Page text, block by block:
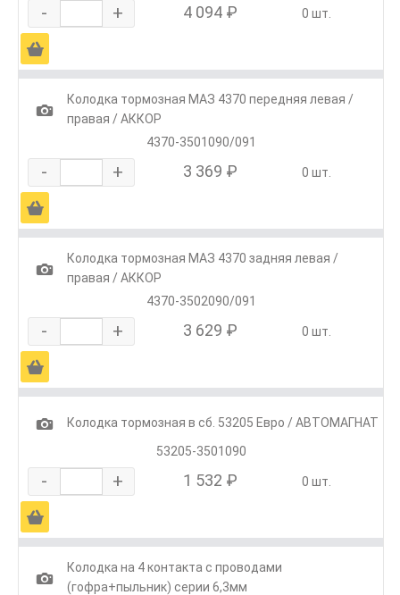
- + 4 094 ₽ 0 шт.
Ä
1
Колодка тормозная МАЗ 4370 передняя левая /
правая / АККОР
4370-3501090/091
- + 3 369 ₽ 0 шт.
Ä
1
Колодка тормозная МАЗ 4370 задняя левая /
правая / АККОР
4370-3502090/091
- + 3 629 ₽ 0 шт.
Ä
1
Колодка тормозная в сб. 53205 Евро / АВТОМАГНАТ
53205-3501090
- + 1 532 ₽ 0 шт.
Ä
1
Колодка на 4 контакта с проводами
(гофра+пыльник) серии 6,3мм